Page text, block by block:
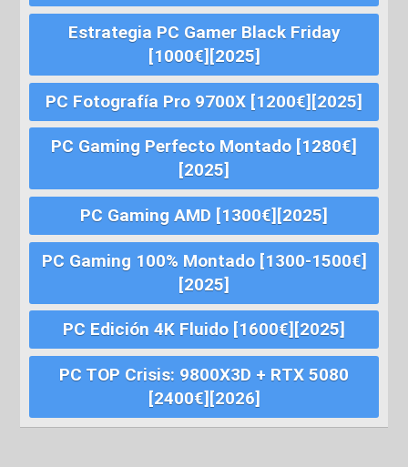
Estrategia PC Gamer Black Friday
[1000€][2025]
PC Fotografía Pro 9700X [1200€][2025]
PC Gaming Perfecto Montado [1280€]
[2025]
PC Gaming AMD [1300€][2025]
PC Gaming 100% Montado [1300-1500€]
[2025]
PC Edición 4K Fluido [1600€][2025]
PC TOP Crisis: 9800X3D + RTX 5080
[2400€][2026]